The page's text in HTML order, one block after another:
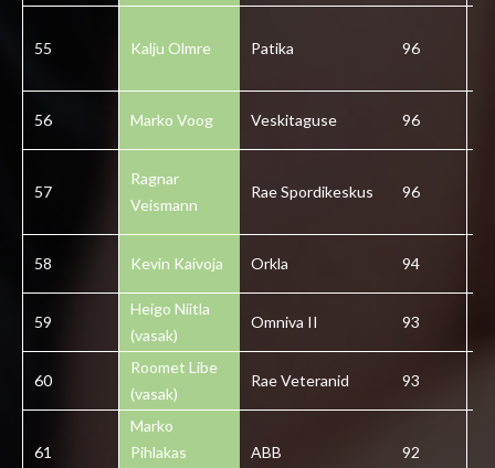
55 Kalju Olmre Patika 96
56 Marko Voog Veskitaguse 96
57
Ragnar
Veismann
Rae Spordikeskus 96
58 Kevin Kaivoja Orkla 94
59
Heigo Niitla
(vasak)
Omniva II 93
60
Roomet Libe
(vasak)
Rae Veteranid 93
61
Marko
Pihlakas
ABB 92